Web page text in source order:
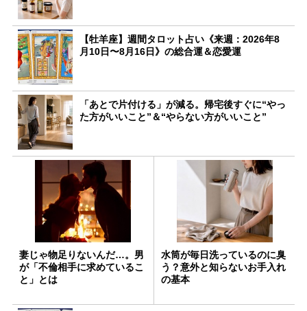
【牡羊座】週間タロット占い《来週：2026年8
月10日〜8月16日》の総合運＆恋愛運
「あとで片付ける」が減る。帰宅後すぐに“やっ
た方がいいこと”＆“やらない方がいいこと”
妻じゃ物足りないんだ…。男
が「不倫相手に求めているこ
と」とは
水筒が毎日洗っているのに臭
う？意外と知らないお手入れ
の基本